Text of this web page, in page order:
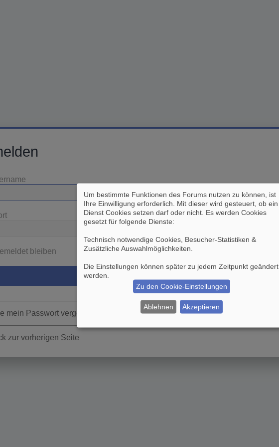
bleiben
mein Passwort vergessen
zur vorherigen Seite
Um bestimmte Funktionen des Forums nutzen zu können, ist
Ihre Einwilligung erforderlich. Mit dieser wird gesteuert, ob ein
Dienst Cookies setzen darf oder nicht. Es werden Cookies
gesetzt für folgende Dienste:
Technisch notwendige Cookies, Besucher-Statistiken &
Zusätzliche Auswahlmöglichkeiten
Die Einstellungen können später zu jedem Zeitpunkt geändert
werden.
Zu den Cookie-Einstellungen
Ablehnen Akzeptieren